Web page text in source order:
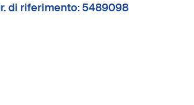
di riferimento: 5489098